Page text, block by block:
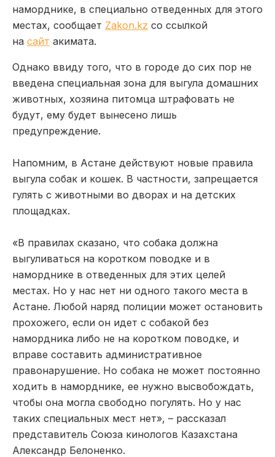
наморднике, в специально отведенных для этого
местах, сообщает Zakon.kz со ссылкой
на сайт акимата.
Однако ввиду того, что в городе до сих пор не
введена специальная зона для выгула домашних
животных, хозяина питомца штрафовать не
будут, ему будет вынесено лишь
предупреждение.
Напомним, в Астане действуют новые правила
выгула собак и кошек. В частности, запрещается
гулять с животными во дворах и на детских
площадках.
«В правилах сказано, что собака должна
выгуливаться на коротком поводке и в
наморднике в отведенных для этих целей
местах. Но у нас нет ни одного такого места в
Астане. Любой наряд полиции может остановить
прохожего, если он идет с собакой без
намордника либо не на коротком поводке, и
вправе составить административное
правонарушение. Но собака не может постоянно
ходить в наморднике, ее нужно высвобождать,
чтобы она могла свободно погулять. Но у нас
таких специальных мест нет», – рассказал
представитель Союза кинологов Казахстана
Александр Белоненко.